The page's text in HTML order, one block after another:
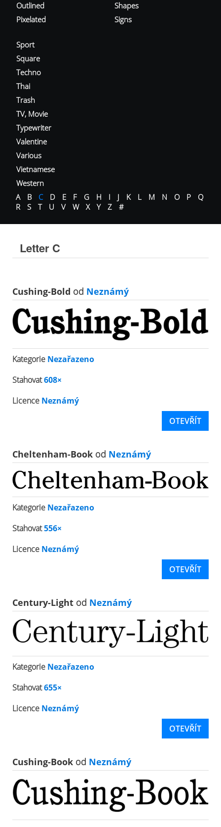
Outlined
Pixelated
Shapes
Signs
Sport
Square
Techno
Thai
Trash
TV, Movie
Typewriter
Valentine
Various
Vietnamese
Western
A
B C D E F G H I J K L M N O P
Q
R
S T U V W X Y Z #
Letter C
Cushing-Bold od Neznámý
Kategorie Nezařazeno
Stahovat608×
Licence Neznámý
OTEVŘÍT
Cheltenham-Book od Neznámý
Kategorie Nezařazeno
Stahovat556×
Licence Neznámý
OTEVŘÍT
Century-Light od Neznámý
Kategorie Nezařazeno
Stahovat655×
Licence Neznámý
OTEVŘÍT
Cushing-Book od Neznámý